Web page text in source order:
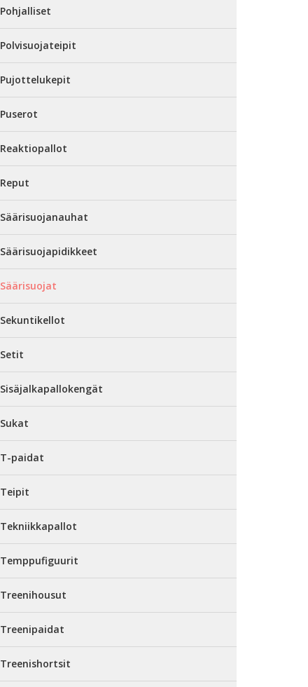
Pohjalliset
Polvisuojateipit
Pujottelukepit
Puserot
Reaktiopallot
Reput
Säärisuojanauhat
Säärisuojapidikkeet
Säärisuojat
Sekuntikellot
Setit
Sisäjalkapallokengät
Sukat
T-paidat
Teipit
Tekniikkapallot
Temppufiguurit
Treenihousut
Treenipaidat
Treenishortsit